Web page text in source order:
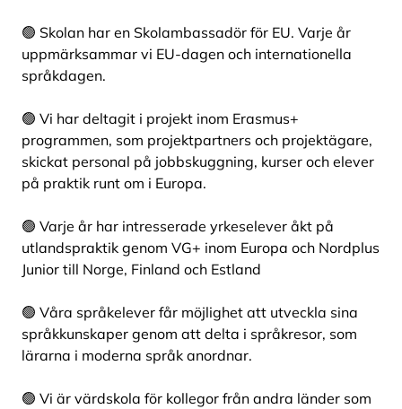
🟢 Skolan har en Skolambassadör för EU. Varje år
uppmärksammar vi EU-dagen och internationella
språkdagen.
🟢 Vi har deltagit i projekt inom Erasmus+
programmen, som projektpartners och projektägare,
skickat personal på jobbskuggning, kurser och elever
på praktik runt om i Europa.
🟢 Varje år har intresserade yrkeselever åkt på
utlandspraktik genom VG+ inom Europa och Nordplus
Junior till Norge, Finland och Estland
🟢 Våra språkelever får möjlighet att utveckla sina
språkkunskaper genom att delta i språkresor, som
lärarna i moderna språk anordnar.
🟢 Vi är värdskola för kollegor från andra länder som